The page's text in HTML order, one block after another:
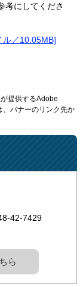
考にしてくださ
ル／10.05MB]
提供するAdobe
バナーのリンク先か
42-7429
ら